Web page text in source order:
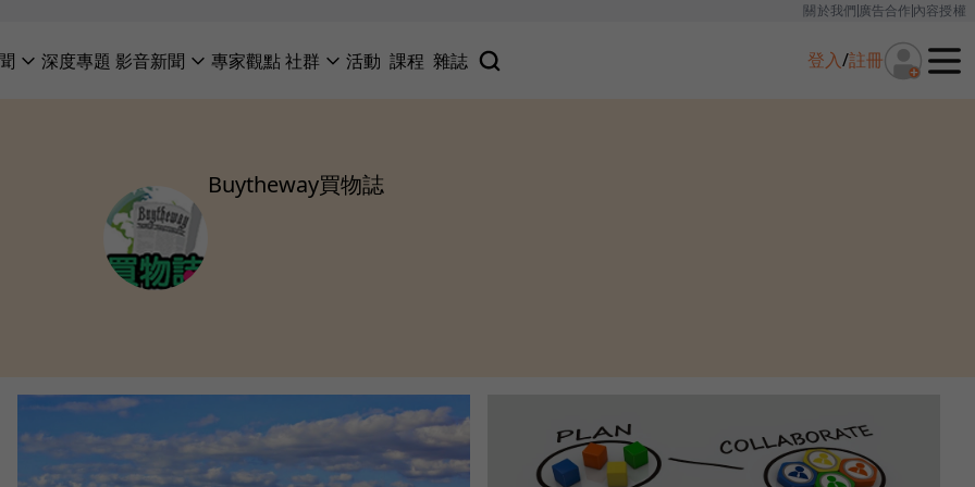
關於我們廣告合作內容授權
深度專題 影音新聞 專家觀點社群 活動 課程 雜誌 登入/註冊
Buytheway買物誌